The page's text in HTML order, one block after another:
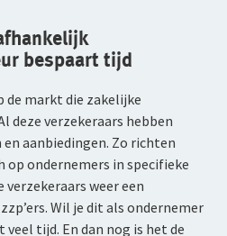
bespaart tijd
de markt die zakelijke
deze verzekeraars hebben
aanbiedingen. Zo richten
op ondernemers in specifieke
weer een
Wil je dit als ondernemer
tijd. En dan nog is het de